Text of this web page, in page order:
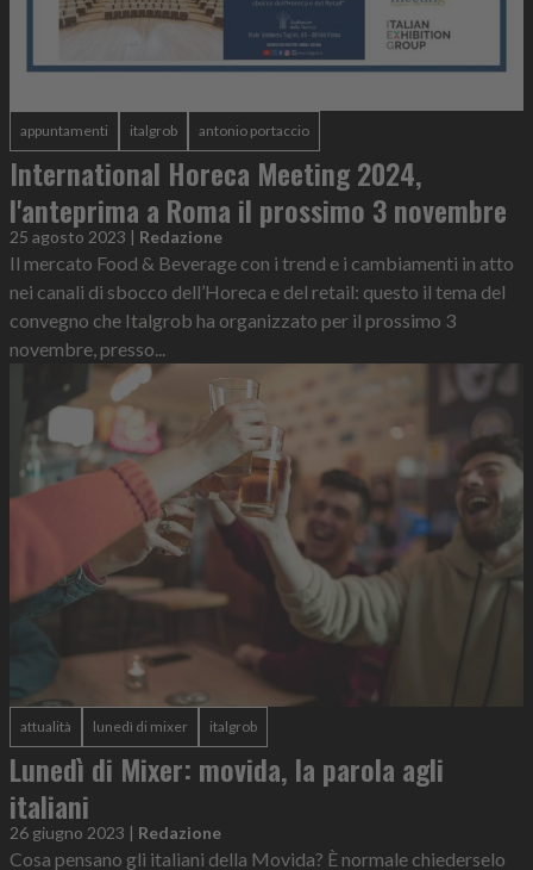
appuntamenti italgrob antonio portaccio
International Horeca Meeting 2024,
l'anteprima a Roma il prossimo 3 novembre
25 agosto 2023 | Redazione
Il mercato Food & Beverage con i trend e i cambiamenti in atto
nei canali di sbocco dell’Horeca e del retail: questo il tema del
convegno che Italgrob ha organizzato per il prossimo 3
novembre, presso...
attualità lunedì di mixer italgrob
Lunedì di Mixer: movida, la parola agli
italiani
26 giugno 2023 | Redazione
Cosa pensano gli italiani della Movida? È normale chiederselo